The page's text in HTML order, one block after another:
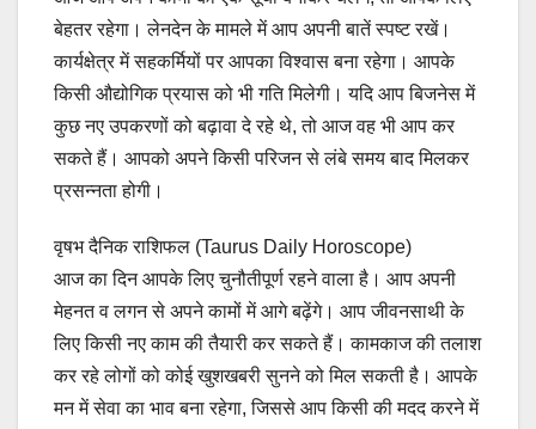
बेहतर रहेगा। लेनदेन के मामले में आप अपनी बातें स्पष्ट रखें।
कार्यक्षेत्र में सहकर्मियों पर आपका विश्वास बना रहेगा। आपके
किसी औद्योगिक प्रयास को भी गति मिलेगी। यदि आप बिजनेस में
कुछ नए उपकरणों को बढ़ावा दे रहे थे, तो आज वह भी आप कर
सकते हैं। आपको अपने किसी परिजन से लंबे समय बाद मिलकर
प्रसन्नता होगी।
वृषभ दैनिक राशिफल (Taurus Daily Horoscope)
आज का दिन आपके लिए चुनौतीपूर्ण रहने वाला है। आप अपनी
मेहनत व लगन से अपने कामों में आगे बढ़ेंगे। आप जीवनसाथी के
लिए किसी नए काम की तैयारी कर सकते हैं। कामकाज की तलाश
कर रहे लोगों को कोई खुशखबरी सुनने को मिल सकती है। आपके
मन में सेवा का भाव बना रहेगा, जिससे आप किसी की मदद करने में